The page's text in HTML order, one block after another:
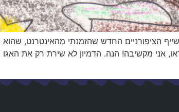
הציפורניים החדש שהזמנתי מהאינטרנט,
אני מקשיבה! הנה. הדמיון לא שירת רק את